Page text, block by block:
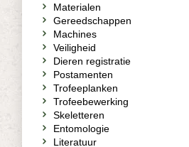
Materialen
Gereedschappen
Machines
Veiligheid
Dieren registratie
Postamenten
Trofeeplanken
Trofeebewerking
Skeletteren
Entomologie
Literatuur